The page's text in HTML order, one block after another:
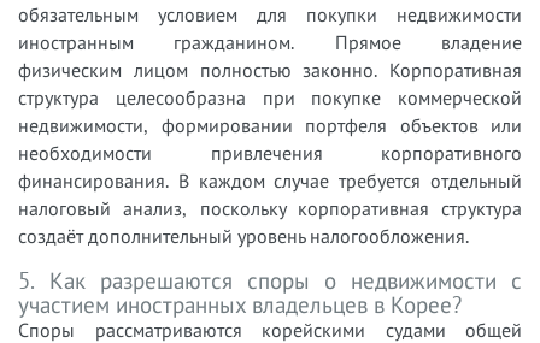
обязательным условием для покупки недвижимости
иностранным гражданином. Прямое владение
физическим лицом полностью законно. Корпоративная
структура целесообразна при покупке коммерческой
недвижимости, формировании портфеля объектов или
необходимости привлечения корпоративного
финансирования. В каждом случае требуется отдельный
налоговый анализ, поскольку корпоративная структура
создаёт дополнительный уровень налогообложения.
5. Как разрешаются споры о недвижимости с
участием иностранных владельцев в Корее?
Споры рассматриваются корейскими судами общей